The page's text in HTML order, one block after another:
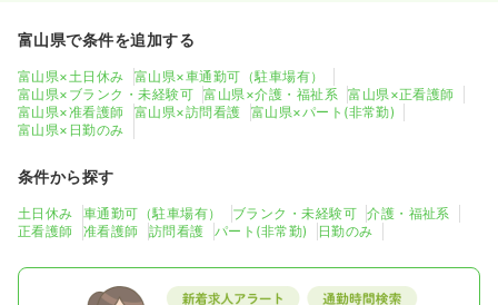
富山県で条件を追加する
富山県×土日休み
富山県×車通勤可（駐車場有）
富山県×ブランク・未経験可
富山県×介護・福祉系
富山県×正看護師
富山県×准看護師
富山県×訪問看護
富山県×パート(非常勤)
富山県×日勤のみ
条件から探す
土日休み 車通勤可（駐車場有） ブランク・未経験可
介護・福祉系
正看護師
准看護師 訪問看護 パート(非常勤) 日勤のみ